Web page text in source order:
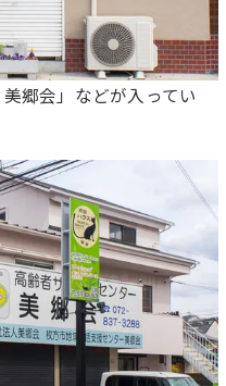
郷会」などが入ってい